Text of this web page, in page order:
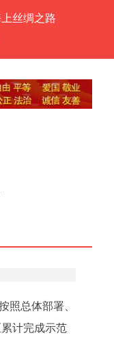
丝绸之路
照总体部署、
计完成示范